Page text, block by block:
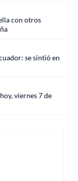
con otros
se sintió en
viernes 7 de